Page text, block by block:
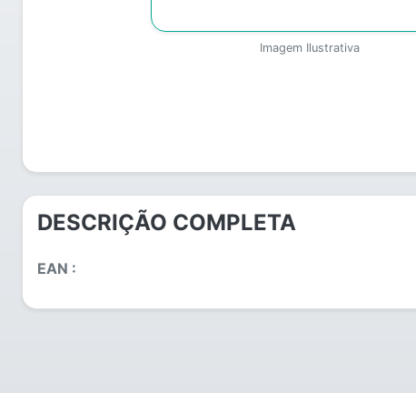
Imagem Ilustrativa
DESCRIÇÃO COMPLETA
EAN :